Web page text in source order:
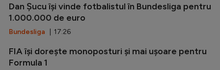
Dan Șucu își vinde fotbalistul în Bundesliga pentru
1.000.000 de euro
Bundesliga | 17:26
FIA își dorește monoposturi și mai ușoare pentru
Formula 1